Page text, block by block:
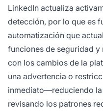
LinkedIn actualiza
detección, por lo que es
automatización que
funciones de seguridad
con los cambios de la
una advertencia o
inmediato—reduciendo
revisando los patrones